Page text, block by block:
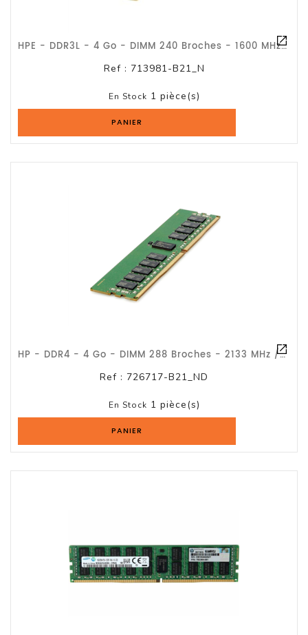
HPE - DDR3L - 4 Go - DIMM 240 Broches - 1600 MHz / PC3-12800 - CL11 - Mémoire En
Ref : 713981-B21_N
En Stock 1 pièce(s)
PANIER
HP - DDR4 - 4 Go - DIMM 288 Broches - 2133 MHz / PC4-17000 - CL15 - 1.2 V - Mémo
Ref : 726717-B21_ND
En Stock 1 pièce(s)
PANIER